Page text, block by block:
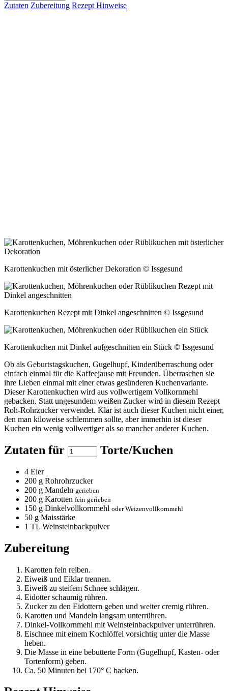
Zutaten Zubereitung Rezept Hinweise
Karottenkuchen mit österlicher Dekoration © Issgesund
Karottenkuchen Rezept mit Dinkel angeschnitten © Issgesund
Karottenkuchen mit Dinkel aufgeschnitten ein Stück © Issgesund
Ob als Geburtstagskuchen, Gugelhupf, Kinderüberraschung oder
einfach einmal für die Kaffeejause mit Freunden. Überraschen sie
ihre Lieben einmal mit einer etwas gesünderen Kuchenvariante.
Dieser Karottenkuchen wird aus vollwertigem Vollkornmehl
gebacken. Statt ungesundem weißen Zucker wird in diesem Rezept
Roh-Rohrzucker verwendet. Klar ist auch dieser Kuchen nicht einer,
den man kiloweise schlemmen sollte, aber immerhin ist dieser
Kuchen ein wenig vollwertiger als so mancher anderer Kuchen.
Zutaten für Torte/Kuchen
4 Eier
200 g Rohrohrzucker
200 g Mandeln gerieben
200 g Karotten fein gerieben
150 g Dinkelvollkornmehl oder Weizenvollkornmehl
50 g Maisstärke
1 TL Weinsteinbackpulver
Zubereitung
Karotten fein reiben.
Eiweiß und Eiklar trennen.
Eiweiß zu steifem Schnee schlagen.
Eidotter schaumig rühren.
Zucker zu den Eidottern geben und weiter cremig rühren.
Karotten und Mandeln langsam unterrühren.
Dinkel-Vollkornmehl mit Weinsteinbackpulver unterrühren.
Eischnee mit einem Kochlöffel vorsichtig unter die Masse
heben.
Die Masse in eine bebutterte Form (Gugelhupf, Kasten- oder
Tortenform) geben.
Ca. 50 Minuten bei 170° C backen.